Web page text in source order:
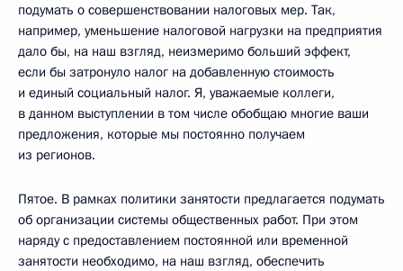
подумать о совершенствовании налоговых мер. Так,
например, уменьшение налоговой нагрузки на предприятия
дало бы, на наш взгляд, неизмеримо больший эффект,
если бы затронуло налог на добавленную стоимость
и единый социальный налог. Я, уважаемые коллеги,
в данном выступлении в том числе обобщаю многие ваши
предложения, которые мы постоянно получаем
из регионов.
Пятое. В рамках политики занятости предлагается подумать
об организации системы общественных работ. При этом
наряду с предоставлением постоянной или временной
занятости необходимо, на наш взгляд, обеспечить